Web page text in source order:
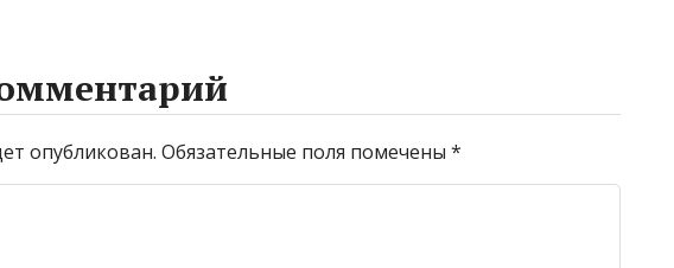
опубликован. Обязательные поля помечены *